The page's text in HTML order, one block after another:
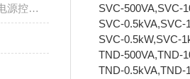
制柜
SVC-500VA,SVC-
SVC-0.5kVA,SVC-
SVC-0.5kW,SVC-
TND-500VA,TND-
TND-0.5kVA,TND-